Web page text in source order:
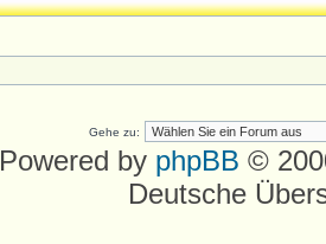
Gehe zu:
Powered by phpBB ©
Deutsche